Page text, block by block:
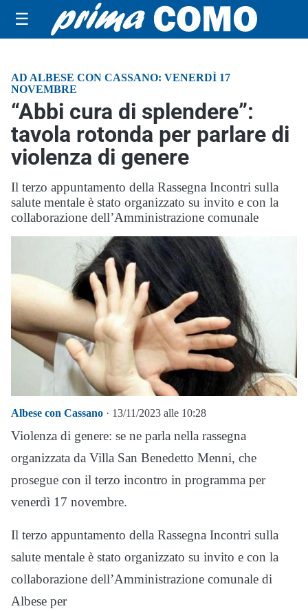
☰
AD ALBESE CON CASSANO: VENERDÌ 17
NOVEMBRE
“Abbi cura di splendere”:
tavola rotonda per parlare di
violenza di genere
Il terzo appuntamento della Rassegna Incontri sulla
salute mentale è stato organizzato su invito e con la
collaborazione dell’Amministrazione comunale
Albese con Cassano · 13/11/2023 alle 10:28
Violenza di genere: se ne parla nella rassegna
organizzata da Villa San Benedetto Menni, che
prosegue con il terzo incontro in programma per
venerdì 17 novembre.
Il terzo appuntamento della Rassegna Incontri sulla
salute mentale è stato organizzato su invito e con la
collaborazione dell’Amministrazione comunale di
Albese per